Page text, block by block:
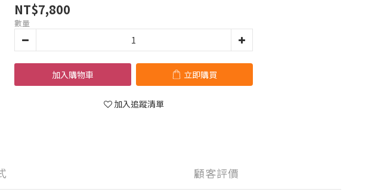
NT$7,800
數量
加入購物車 立即購買
加入追蹤清單
顧客評價